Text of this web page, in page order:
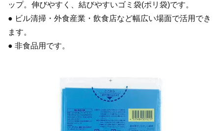
ップ。伸びやすく、結びやすいゴミ袋(ポリ袋)です。
● ビル清掃・外食産業・飲食店など幅広い場面で活用でき
ます。
● 非食品用です。